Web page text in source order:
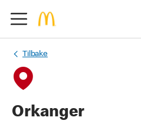
Tilbake
Orkanger